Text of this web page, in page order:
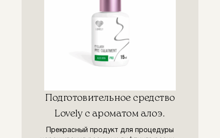
Подготовительное средство
Lovely с ароматом алоэ.
Прекрасный продукт для процедуры